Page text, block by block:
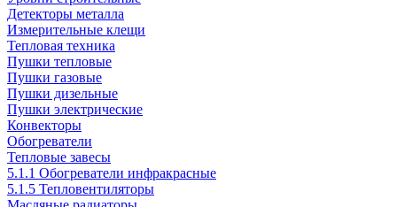
Детекторы металла
Измерительные клещи
Тепловая техника
Пушки тепловые
Пушки газовые
Пушки дизельные
Пушки электрические
Конвекторы
Обогреватели
Тепловые завесы
5.1.1 Обогреватели инфракрасные
5.1.5 Тепловентиляторы